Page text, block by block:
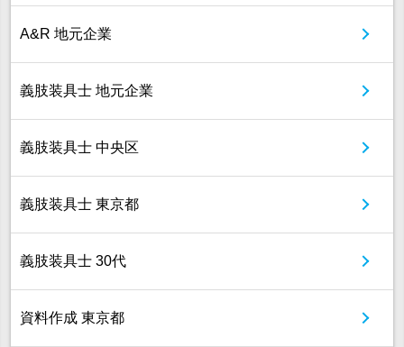
A&R 地元企業
義肢装具士 地元企業
義肢装具士 中央区
義肢装具士 東京都
義肢装具士 30代
資料作成 東京都